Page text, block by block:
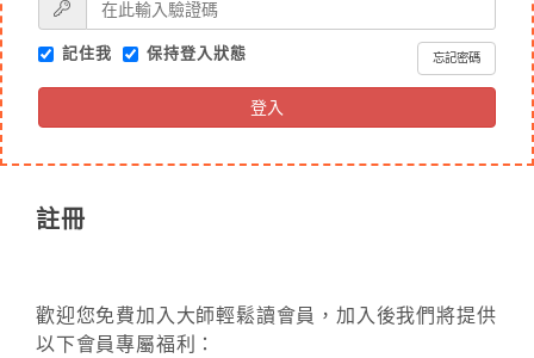
記住我 保持登入狀態 忘記密碼
登入
註冊
歡迎您免費加入大師輕鬆讀會員，加入後我們將提供
以下會員專屬福利：